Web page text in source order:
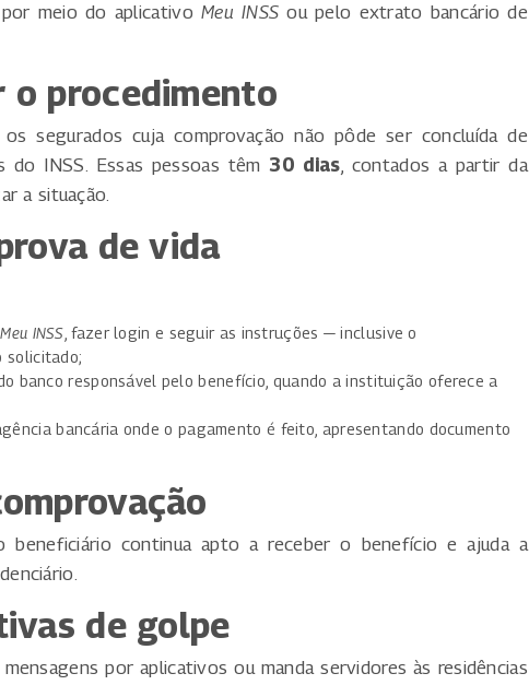
meio do aplicativo Meu INSS ou pelo extrato bancário de
o procedimento
segurados cuja comprovação não pôde ser concluída de
do INSS. Essas pessoas têm30 dias, contados a partir da
a situação.
de vida
Meu INSS , fazer login e seguir as instruções — inclusive o
solicitado;
banco responsável pelo benefício, quando a instituição oferece a
bancária onde o pagamento é feito, apresentando documento
beneficiário continua apto a receber o benefício e ajuda a
de golpe
por aplicativos ou manda servidores às residências